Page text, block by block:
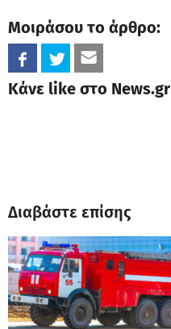
Μοιράσου το άρθρο:
Κάνε like στο News.gr
Διαβάστε επίσης